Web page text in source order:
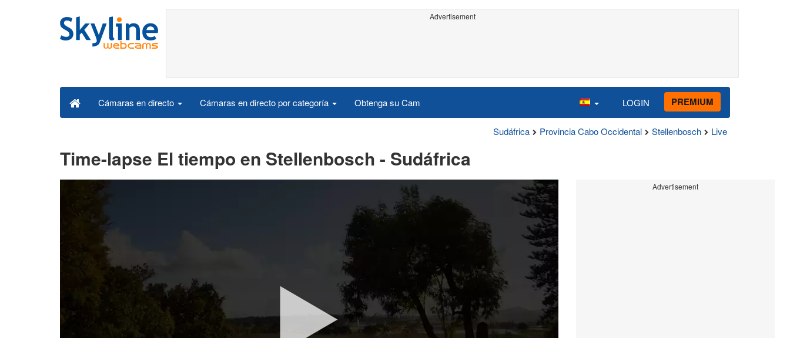
Advertisement
Cámaras en directo Cámaras en directo por categoría Obtenga su Cam LOGIN PREMIUM
Sudáfrica Provincia Cabo Occidental Stellenbosch Live
Time-lapse El tiempo en Stellenbosch - Sudáfrica
Advertisement